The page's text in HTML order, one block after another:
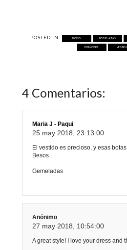
POSTED IN: BOLSO BOTAS ALTAS
PRIMAVERA
4 Comentarios:
Maria J - Paqui
25 may 2018, 23:13:00
El vestido es precioso, y esas
Besos.
Gemeladas
Anónimo
27 may 2018, 10:54:00
A great style! I love your dress and